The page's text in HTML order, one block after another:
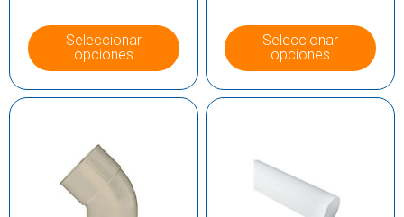
Seleccionar
opciones
Seleccionar
opciones